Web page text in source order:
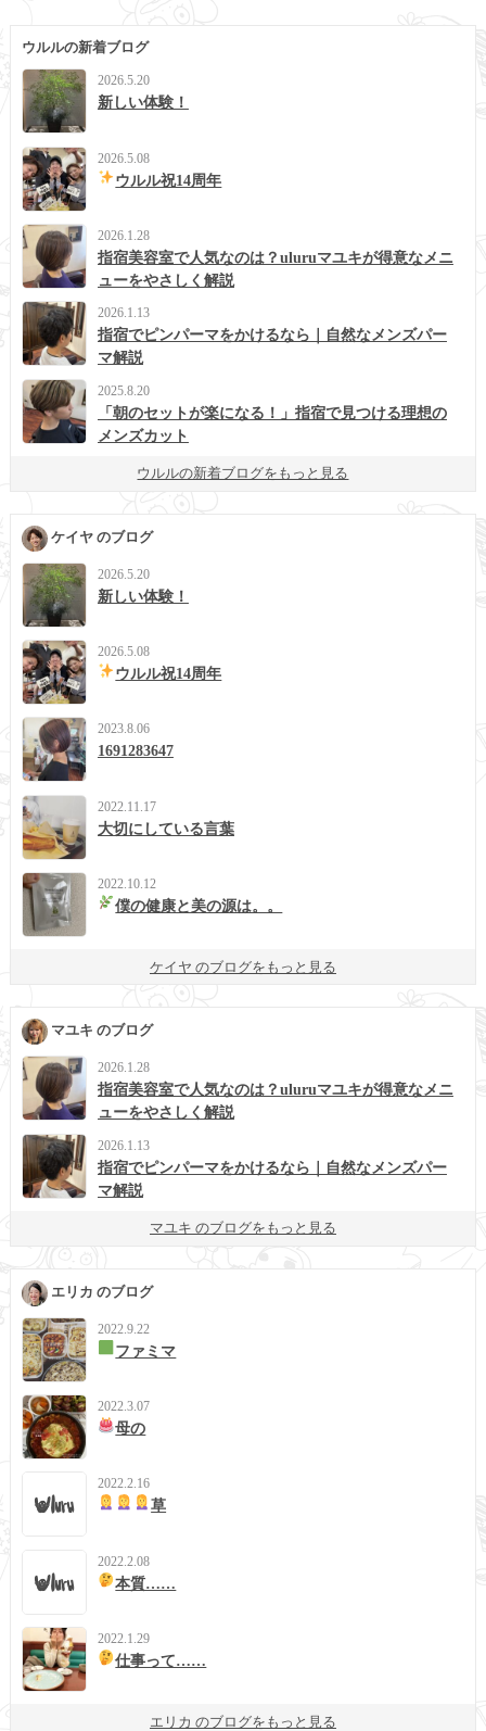
ウルルの新着ブログ
2026.5.20
新しい体験！
2026.5.08
ウルル祝14周年
2026.1.28
指宿美容室で人気なのは？uluruマユキが得意なメニ
ューをやさしく解説
2026.1.13
指宿でピンパーマをかけるなら｜自然なメンズパー
マ解説
2025.8.20
「朝のセットが楽になる！」指宿で見つける理想の
メンズカット
ウルルの新着ブログをもっと見る
ケイヤ のブログ
2026.5.20
新しい体験！
2026.5.08
ウルル祝14周年
2023.8.06
1691283647
2022.11.17
大切にしている言葉
2022.10.12
僕の健康と美の源は。。
ケイヤ のブログをもっと見る
マユキ のブログ
2026.1.28
指宿美容室で人気なのは？uluruマユキが得意なメニ
ューをやさしく解説
2026.1.13
指宿でピンパーマをかけるなら｜自然なメンズパー
マ解説
マユキ のブログをもっと見る
エリカ のブログ
2022.9.22
ファミマ
2022.3.07
母の
2022.2.16
草
2022.2.08
本質……
2022.1.29
仕事って……
エリカ のブログをもっと見る